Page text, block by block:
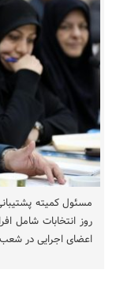
روز انتخابات شامل
اعضای اجرایی در